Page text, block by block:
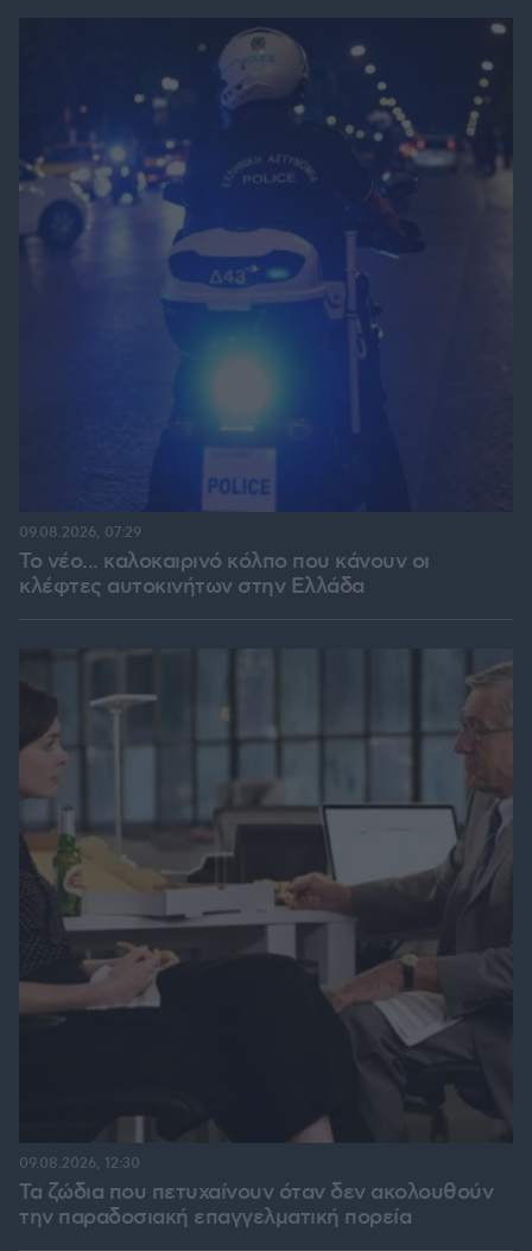
Το νέο... καλοκαιρινό κόλπο που κάνουν οι
κλέφτες αυτοκινήτων στην Ελλάδα
09.08.2026, 07:29
Τα ζώδια που πετυχαίνουν όταν δεν ακολουθούν
την παραδοσιακή επαγγελματική πορεία
09.08.2026, 12:30